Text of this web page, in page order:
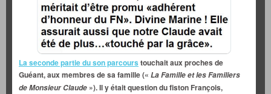
La seconde partie du son parcours touchait aux proches de
Guéant, aux membres de sa famille (« La Famille et les Familiers
de Monsieur Claude »). Il y était question du fiston François,